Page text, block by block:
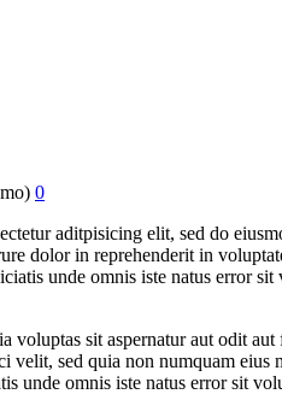
0
aditpisicing elit, sed do
dolor in reprehenderit in
unde omnis iste natus error
voluptas sit aspernatur aut odit
velit, sed quia non numquam
unde omnis iste natus error sit